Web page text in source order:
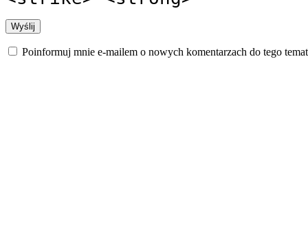
Poinformuj mnie e-mailem o nowych komentarzach do tego